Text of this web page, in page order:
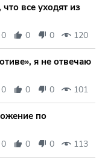
все уходят из
0 0 0 120
я не отвечаю
0 0 0 101
по
0 0 0 113